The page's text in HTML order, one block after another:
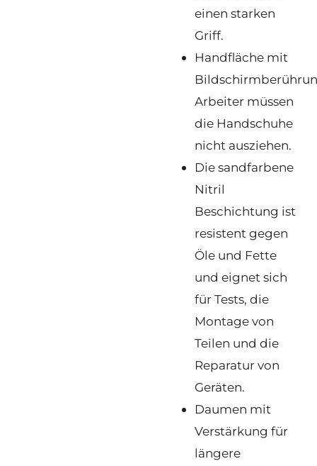
einen starken
Griff.
Handfläche mit
Arbeiter müssen
die Handschuhe
nicht ausziehen.
Die sandfarbene
Nitril
Beschichtung ist
resistent gegen
Öle und Fette
und eignet sich
für Tests, die
Montage von
Teilen und die
Reparatur von
Geräten.
Daumen mit
Verstärkung für
längere